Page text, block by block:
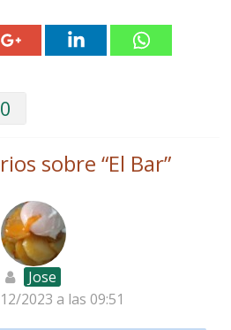
0
sobre “El Bar”
Jose
2023 a las 09:51